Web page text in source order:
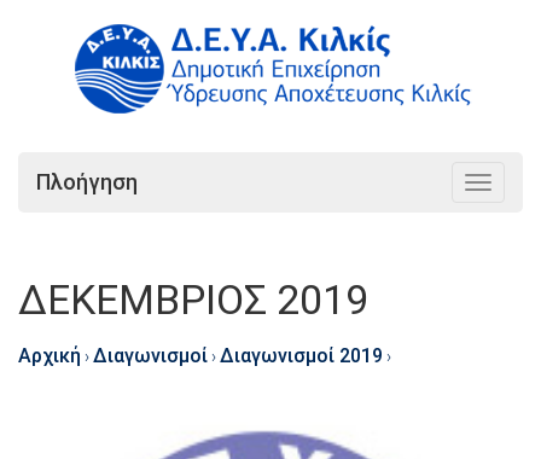
Toggle
Πλοήγηση
ΔΕΚΕΜΒΡΙΟΣ 2019
Αρχική ›Διαγωνισμοί ›Διαγωνισμοί 2019 ›